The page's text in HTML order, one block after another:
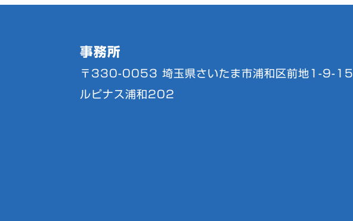
事務所
〒330-0053埼玉県さいたま市浦和区前地1-9-15
ルピナス浦和202